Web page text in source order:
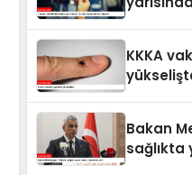
KKKA
Bakan
sağlıkta